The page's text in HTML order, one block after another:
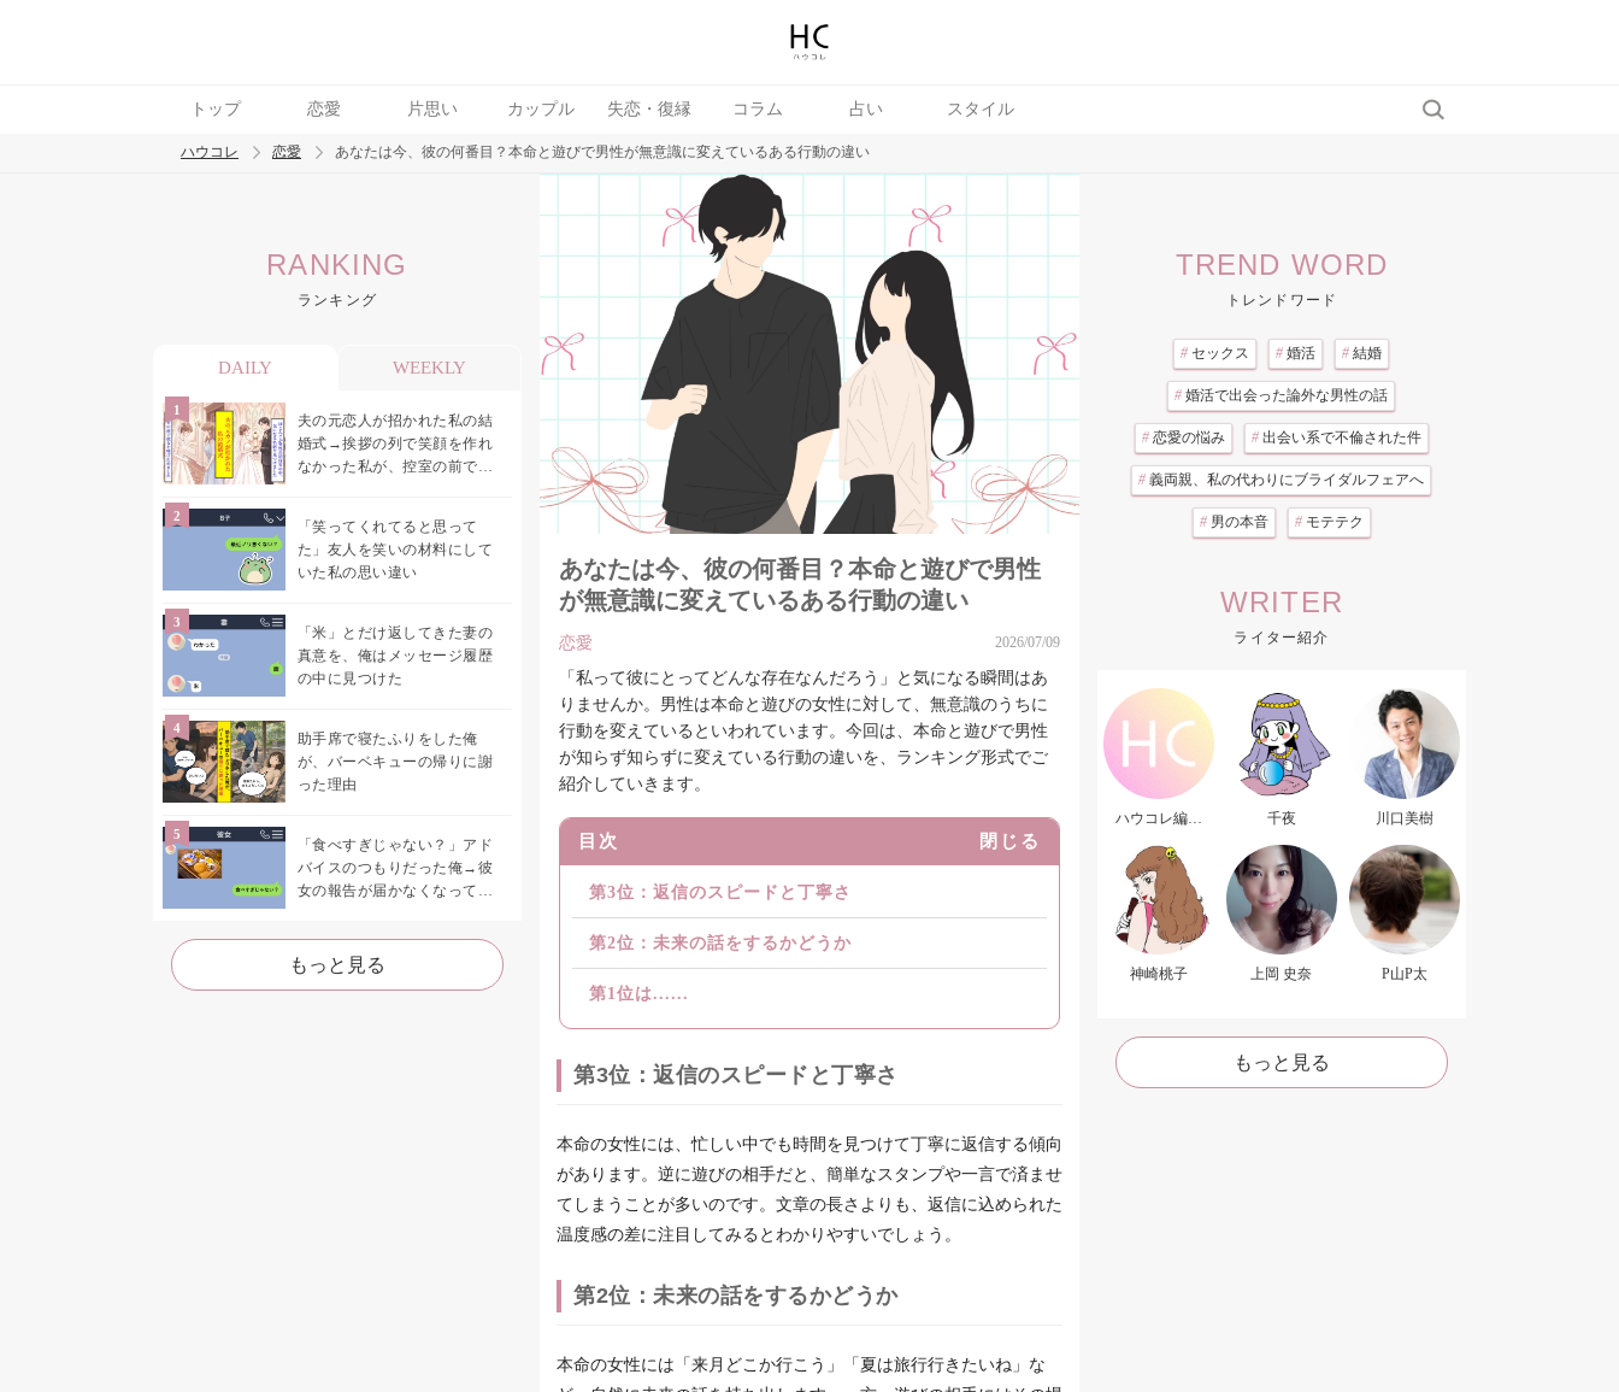
トップ 恋愛 片思い カップル 失恋・復縁 コラム 占い スタイル
トレンド ワード
ハウコレ 恋愛 あなたは今、彼の何番目？本命と遊びで男性が無意識に変えているある行動の違い
RANKING
ランキング
DAILY WEEKLY
夫の元恋人が招かれた私の結
婚式→挨拶の列で笑顔を作れ
なかった私が、控室の前で彼
「笑ってくれてると思って
た」友人を笑いの材料にして
いた私の思い違い
「米」とだけ返してきた妻の
真意を、俺はメッセージ履歴
の中に見つけた
助手席で寝たふりをした俺
が、バーベキューの帰りに謝
った理由
「食べすぎじゃない？」アド
バイスのつもりだった俺→彼
女の報告が届かなくなって、
た
もっと見る
あなたは今、彼の何番目？本命と遊びで男性
が無意識に変えているある行動の違い
恋愛 2026/07/09
「私って彼にとってどんな存在なんだろう」と気になる瞬間はあ
りませんか。男性は本命と遊びの女性に対して、無意識のうちに
行動を変えているといわれています。今回は、本命と遊びで男性
が知らず知らずに変えている行動の違いを、ランキング形式でご
紹介していきます。
目次 閉じる
第3位：返信のスピードと丁寧さ
第2位：未来の話をするかどうか
第1位は......
第3位：返信のスピードと丁寧さ
本命の女性には、忙しい中でも時間を見つけて丁寧に返信する傾向
があります。逆に遊びの相手だと、簡単なスタンプや一言で済ませ
てしまうことが多いのです。文章の長さよりも、返信に込められた
温度感の差に注目してみるとわかりやすいでしょう。
第2位：未来の話をするかどうか
本命の女性には「来月どこか行こう」「夏は旅行行きたいね」な
TREND WORD
トレンドワード
# セックス # 婚活 # 結婚
# 婚活で出会った論外な男性の話
# 恋愛の悩み # 出会い系で不倫された件
# 義両親、私の代わりにブライダルフェアへ
# 男の本音 # モテテク
WRITER
ライター紹介
ハウコレ編集
千夜 川口美樹
神崎桃子 上岡 史奈 P山P太
もっと見る